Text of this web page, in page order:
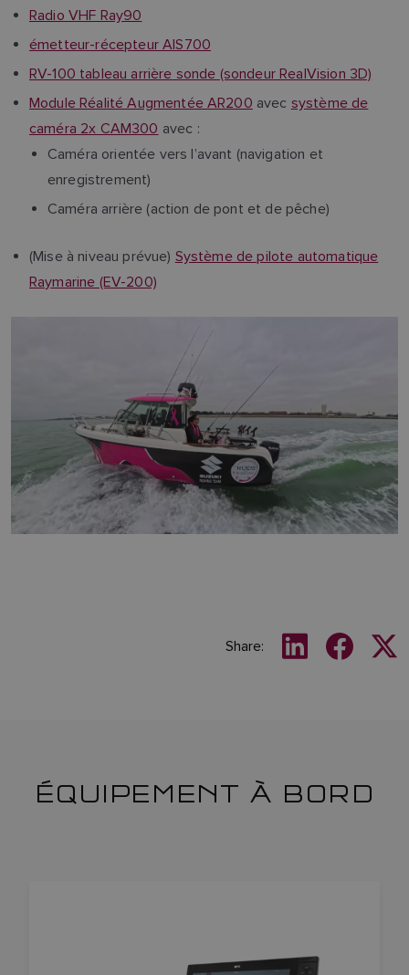
Radio VHF Ray90
émetteur-récepteur AIS700
RV-100 tableau arrière sonde (sondeur RealVision 3D)
Module Réalité Augmentée AR200 avec système de
caméra 2x CAM300 avec :
Caméra orientée vers l’avant (navigation et
enregistrement)
Caméra arrière (action de pont et de pêche)
(Mise à niveau prévue) Système de pilote automatique
Raymarine (EV-200)
Share:
ÉQUIPEMENT À BORD